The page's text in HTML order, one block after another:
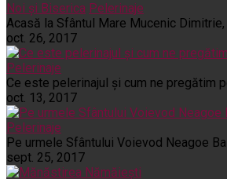
Noi și Biserica Pelerinaje
Acasă la Sfântul Mare Mucenic
oct. 26, 2017
Pelerinaje
Ce este pelerinajul şi cum ne pregătim
oct. 13, 2017
Pelerinaje
Pe urmele Sfântului Voievod Neagoe
sept. 25, 2017